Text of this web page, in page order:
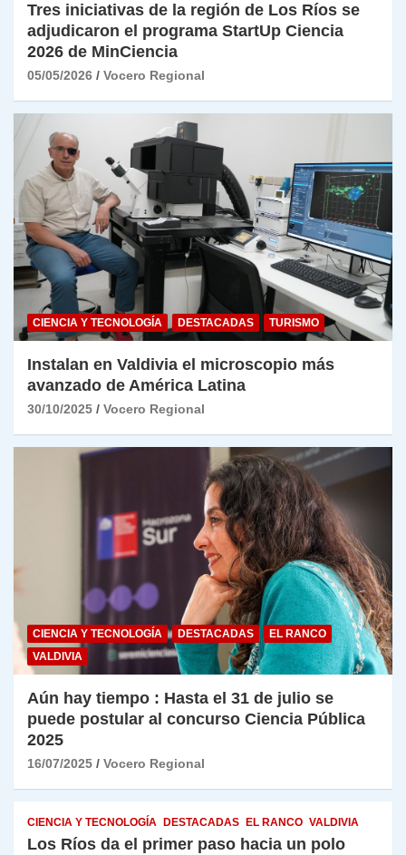
Tres iniciativas de la región de Los Ríos se
adjudicaron el programa StartUp Ciencia
2026 de MinCiencia
05/05/2026 Vocero Regional
CIENCIA Y TECNOLOGÍA DESTACADAS TURISMO
Instalan en Valdivia el microscopio más
avanzado de América Latina
30/10/2025 Vocero Regional
CIENCIA Y TECNOLOGÍA DESTACADAS
EL RANCO
VALDIVIA
Aún hay tiempo : Hasta el 31 de julio se
puede postular al concurso Ciencia Pública
2025
16/07/2025 Vocero Regional
CIENCIA Y TECNOLOGÍA DESTACADAS EL RANCO VALDIVIA
Los Ríos da el primer paso hacia un polo